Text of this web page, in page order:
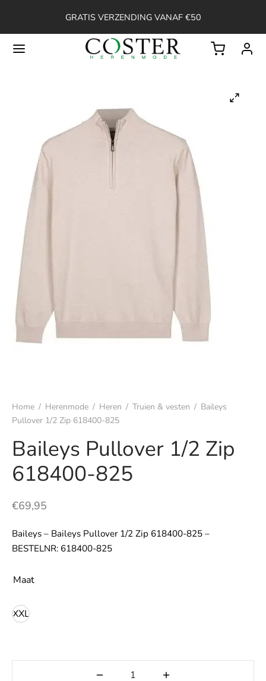
GRATIS VERZENDING VANAF €50
Home / Herenmode / Heren / Truien & vesten / Baileys
Pullover 1/2 Zip 618400-825
Baileys Pullover 1/2 Zip
618400-825
€69,95
Baileys – Baileys Pullover 1/2 Zip 618400-825 –
BESTELNR: 618400-825
Maat
XXL
& nachtmode
& colberts